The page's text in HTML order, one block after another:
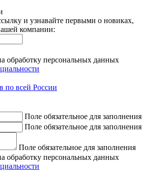
и узнавайте первыми о новиках,
компании:
обработку персональных данных
по всей России
Поле обязательное для заполнения
Поле обязательное для заполнения
Поле обязательное для заполнения
обработку персональных данных